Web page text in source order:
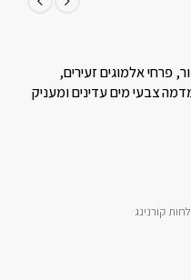
פרחי אלמוגים זעירים,
צבעי מים עדינים ומעניק
קורנינג